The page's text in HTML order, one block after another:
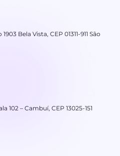
Bela Vista, CEP 01311-911 São
102 – Cambuí, CEP 13025-151